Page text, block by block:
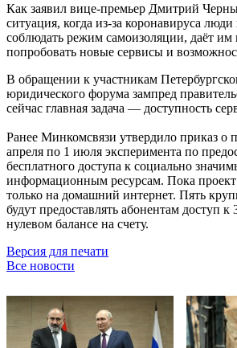
Как заявил вице-премьер Дмитрий
ситуация, когда из-за коронавируса
соблюдать режим самоизоляции, даёт им
попробовать новые сервисы и
В обращении к участникам
юридического форума зампред
сейчас главная задача — доступность
Ранее Минкомсвязи утвердило приказ о
апреля по 1 июля эксперимента по
бесплатного доступа к социально
информационным ресурсам. Пока проект
только на домашний интернет. Пять
будут предоставлять абонентам доступ к
нулевом балансе на счету.
Версия для печати
Все новости